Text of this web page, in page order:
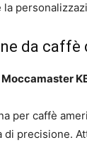
la
da caffè
per caffè
di precisione.